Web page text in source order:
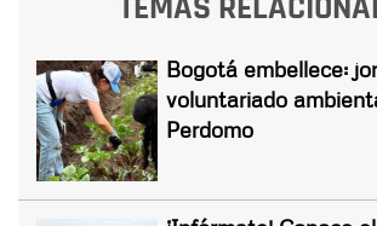
Bogotá embellece:
voluntariado
Perdomo